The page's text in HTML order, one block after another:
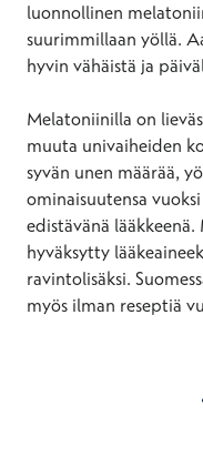
luonnollinen
suurimmillaan yöllä.
hyvin vähäistä ja
Melatoniinilla on
muuta univaiheiden
syvän unen määrää,
ominaisuutensa
edistävänä
hyväksytty
ravintolisäksi.
myös ilman reseptiä